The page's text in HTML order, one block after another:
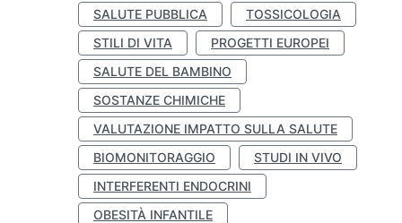
SALUTE PUBBLICA
TOSSICOLOGIA
STILI DI VITA
PROGETTI EUROPEI
SALUTE DEL BAMBINO
SOSTANZE CHIMICHE
VALUTAZIONE IMPATTO SULLA SALUTE
BIOMONITORAGGIO
STUDI IN VIVO
INTERFERENTI ENDOCRINI
OBESITÀ INFANTILE